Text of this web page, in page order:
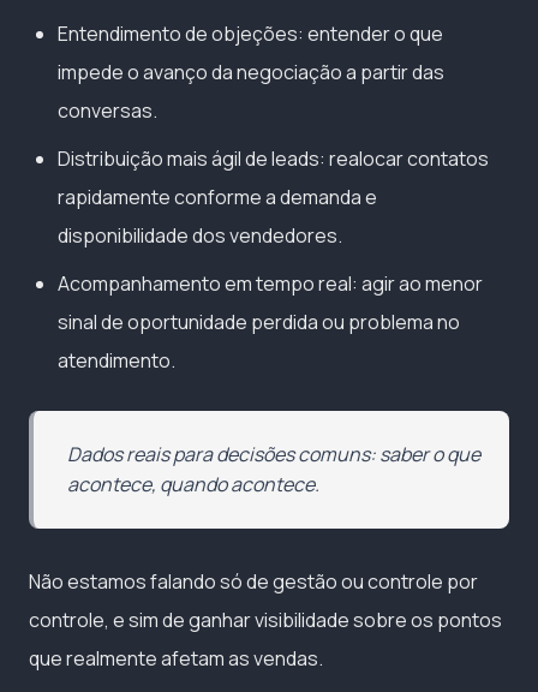
Entendimento de objeções: entender o que
impede o avanço da negociação a partir das
conversas.
Distribuição mais ágil de leads: realocar contatos
rapidamente conforme a demanda e
disponibilidade dos vendedores.
Acompanhamento em tempo real: agir ao menor
sinal de oportunidade perdida ou problema no
atendimento.
Dados reais para decisões comuns: saber o que
acontece, quando acontece.
Não estamos falando só de gestão ou controle por
controle, e sim de ganhar visibilidade sobre os pontos
que realmente afetam as vendas.